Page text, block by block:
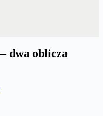
dwa oblicza